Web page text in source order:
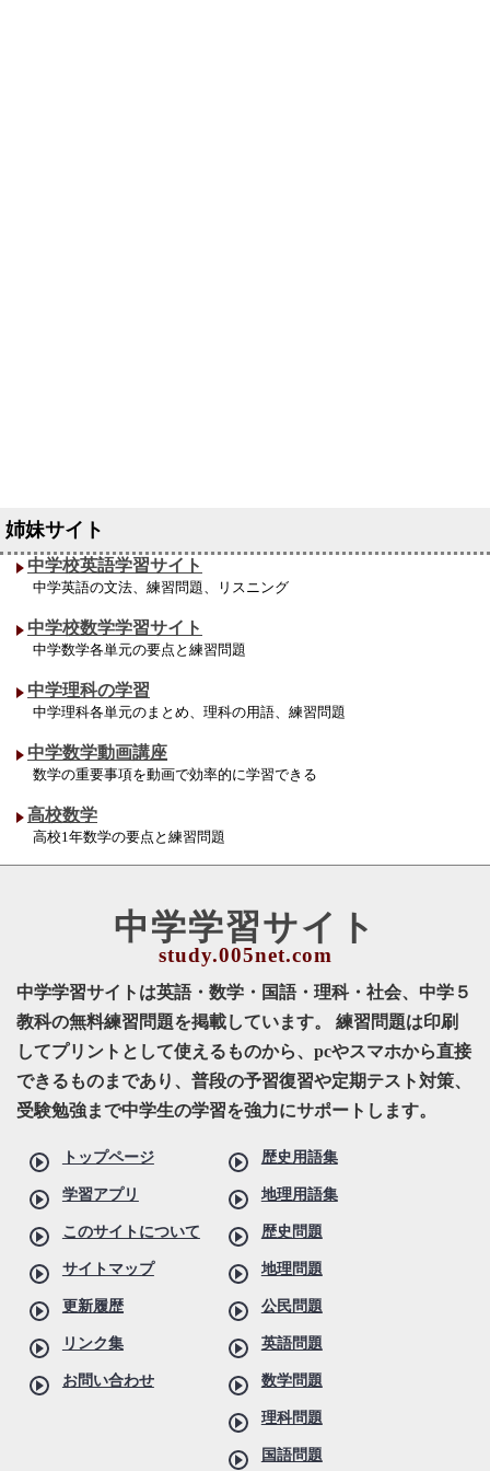
中学校英語学習サイト
中学英語の文法、練習問題、リスニング
中学校数学学習サイト
中学数学各単元の要点と練習問題
中学理科の学習
中学理科各単元のまとめ、理科の用語、練習問題
中学数学動画講座
数学の重要事項を動画で効率的に学習できる
高校数学
高校1年数学の要点と練習問題
中学学習サイト
中学学習サイトは英語・数学・国語・理科・社会、中学５
教科の無料練習問題を掲載しています。 練習問題は印刷
してプリントとして使えるものから、pcやスマホから直接
できるものまであり、普段の予習復習や定期テスト対策、
受験勉強まで中学生の学習を強力にサポートします。
トップページ
学習アプリ
このサイトについて
サイトマップ
更新履歴
リンク集
お問い合わせ
歴史用語集
地理用語集
歴史問題
地理問題
公民問題
英語問題
数学問題
理科問題
国語問題